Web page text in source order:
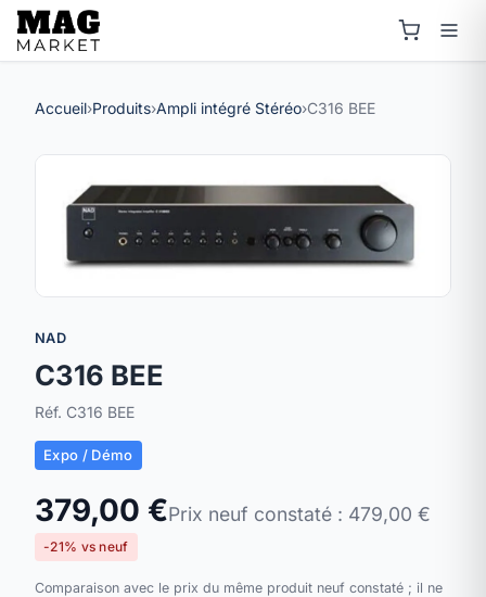
Accueil›Produits›Ampli intégré Stéréo›C316 BEE
NAD
C316 BEE
Réf. C316 BEE
Expo / Démo
379,00 €Prix neuf constaté : 479,00 €
-21% vs neuf
Comparaison avec le prix du même produit neuf constaté ; il ne